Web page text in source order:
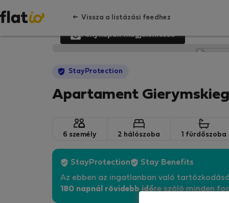
Vissza a listázási feedhez
Fényképek megjelenítése
StayProtection
Apartament
6 személy 2 hálószoba 1 fürdőszoba
StayProtection Stay Benefits
Az ebben az ingatlanban való
180 napnál rövidebb időre szóló minden